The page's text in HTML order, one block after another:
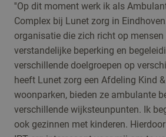
''Op dit moment werk ik als
Complex bij Lunet zorg in
organisatie die zich richt op mensen
verstandelijke beperking en
verschillende doelgroepen op
heeft Lunet zorg een Afdeling Kind
woonparken, bieden ze ambulante
verschillende wijksteunpunten. Ik
ook gezinnen met kinderen.